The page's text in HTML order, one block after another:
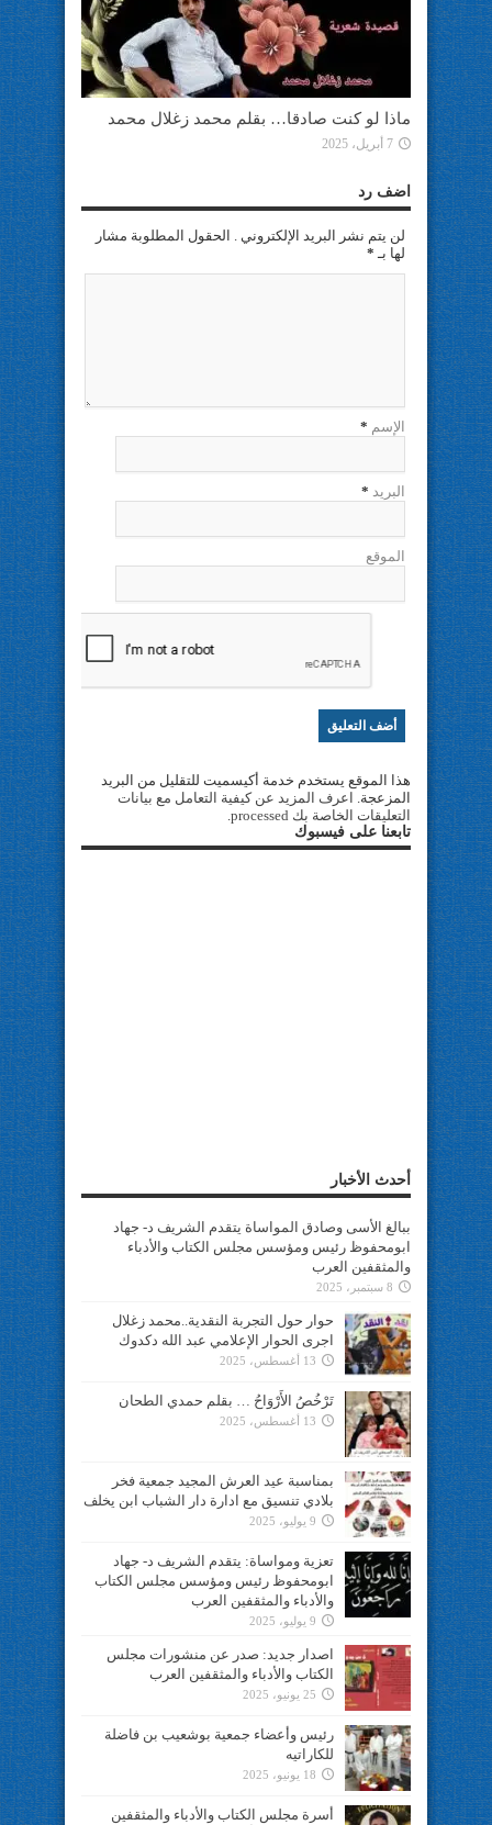
ماذا لو كنت صادقا… بقلم محمد زغلال محمد
7 أبريل، 2025
اضف رد
لن يتم نشر البريد الإلكتروني . الحقول المطلوبة مشار
لها بـ *
الإسم *
البريد *
الموقع
هذا الموقع يستخدم خدمة أكيسميت للتقليل من البريد
المزعجة. اعرف المزيد عن كيفية التعامل مع بيانات
التعليقات الخاصة بك processed
.
تابعنا على فيسبوك
أحدث الأخبار
ببالغ الأسى وصادق المواساة يتقدم الشريف د- جهاد
ابومحفوظ رئيس ومؤسس مجلس الكتاب والأدباء
والمثقفين العرب
8 سبتمبر، 2025
حوار حول التجربة النقدية..محمد زغلال
اجرى الحوار الإعلامي عبد الله دكدوك
13 أغسطس، 2025
تَرْخُصُ الأَرْوَاحُ … بقلم حمدي الطحان
13 أغسطس، 2025
بمناسبة عيد العرش المجيد جمعية فخر
بلادي تنسيق مع ادارة دار الشباب ابن يخلف
9 يوليو، 2025
تعزية ومواساة: يتقدم الشريف د- جهاد
ابومحفوظ رئيس ومؤسس مجلس الكتاب
والأدباء والمثقفين العرب
9 يوليو، 2025
اصدار جديد: صدر عن منشورات مجلس
الكتاب والأدباء والمثقفين العرب
25 يونيو، 2025
رئيس وأعضاء جمعية بوشعيب بن فاضلة
للكاراتيه
18 يونيو، 2025
أسرة مجلس الكتاب والأدباء والمثقفين